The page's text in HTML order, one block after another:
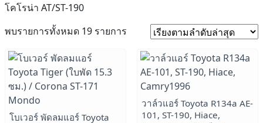
โคโรน่า AT/ST-190
พบรายการทั้งหมด 19 รายการ Sorted
latest
โบเวอร์ พัดลมแอร์ Toyota
วาล์วแอร์ Toyota R134a AE-
101, ST-190, Hiace,